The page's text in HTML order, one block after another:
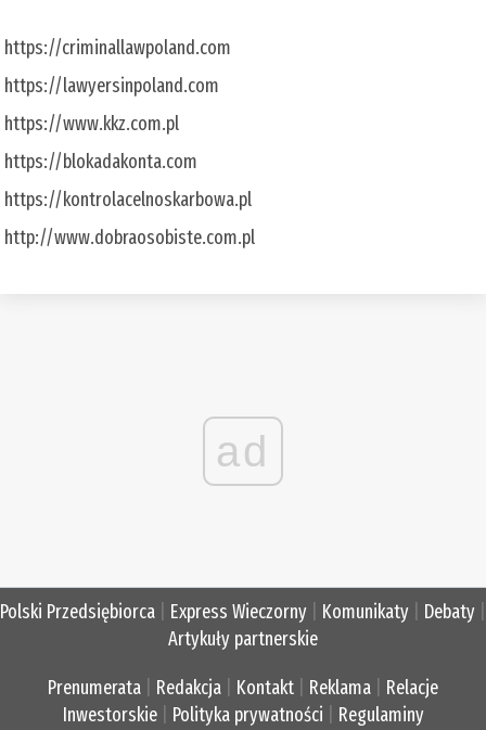
https://criminallawpoland.com
https://lawyersinpoland.com
https://www.kkz.com.pl
https://blokadakonta.com
https://kontrolacelnoskarbowa.pl
http://www.dobraosobiste.com.pl
ad
Polski Przedsiębiorca Express Wieczorny Komunikaty Debaty
Artykuły partnerskie
Prenumerata Redakcja Kontakt Reklama
Relacje
Inwestorskie| Polityka prywatności Regulaminy